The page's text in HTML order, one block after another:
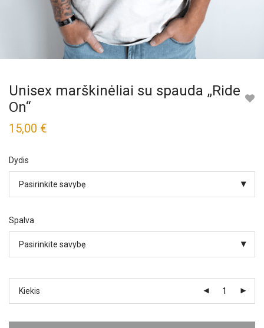
Unisex marškinėliai su spauda „Ride
On“
15,00 €
Dydis
Spalva
Kiekis